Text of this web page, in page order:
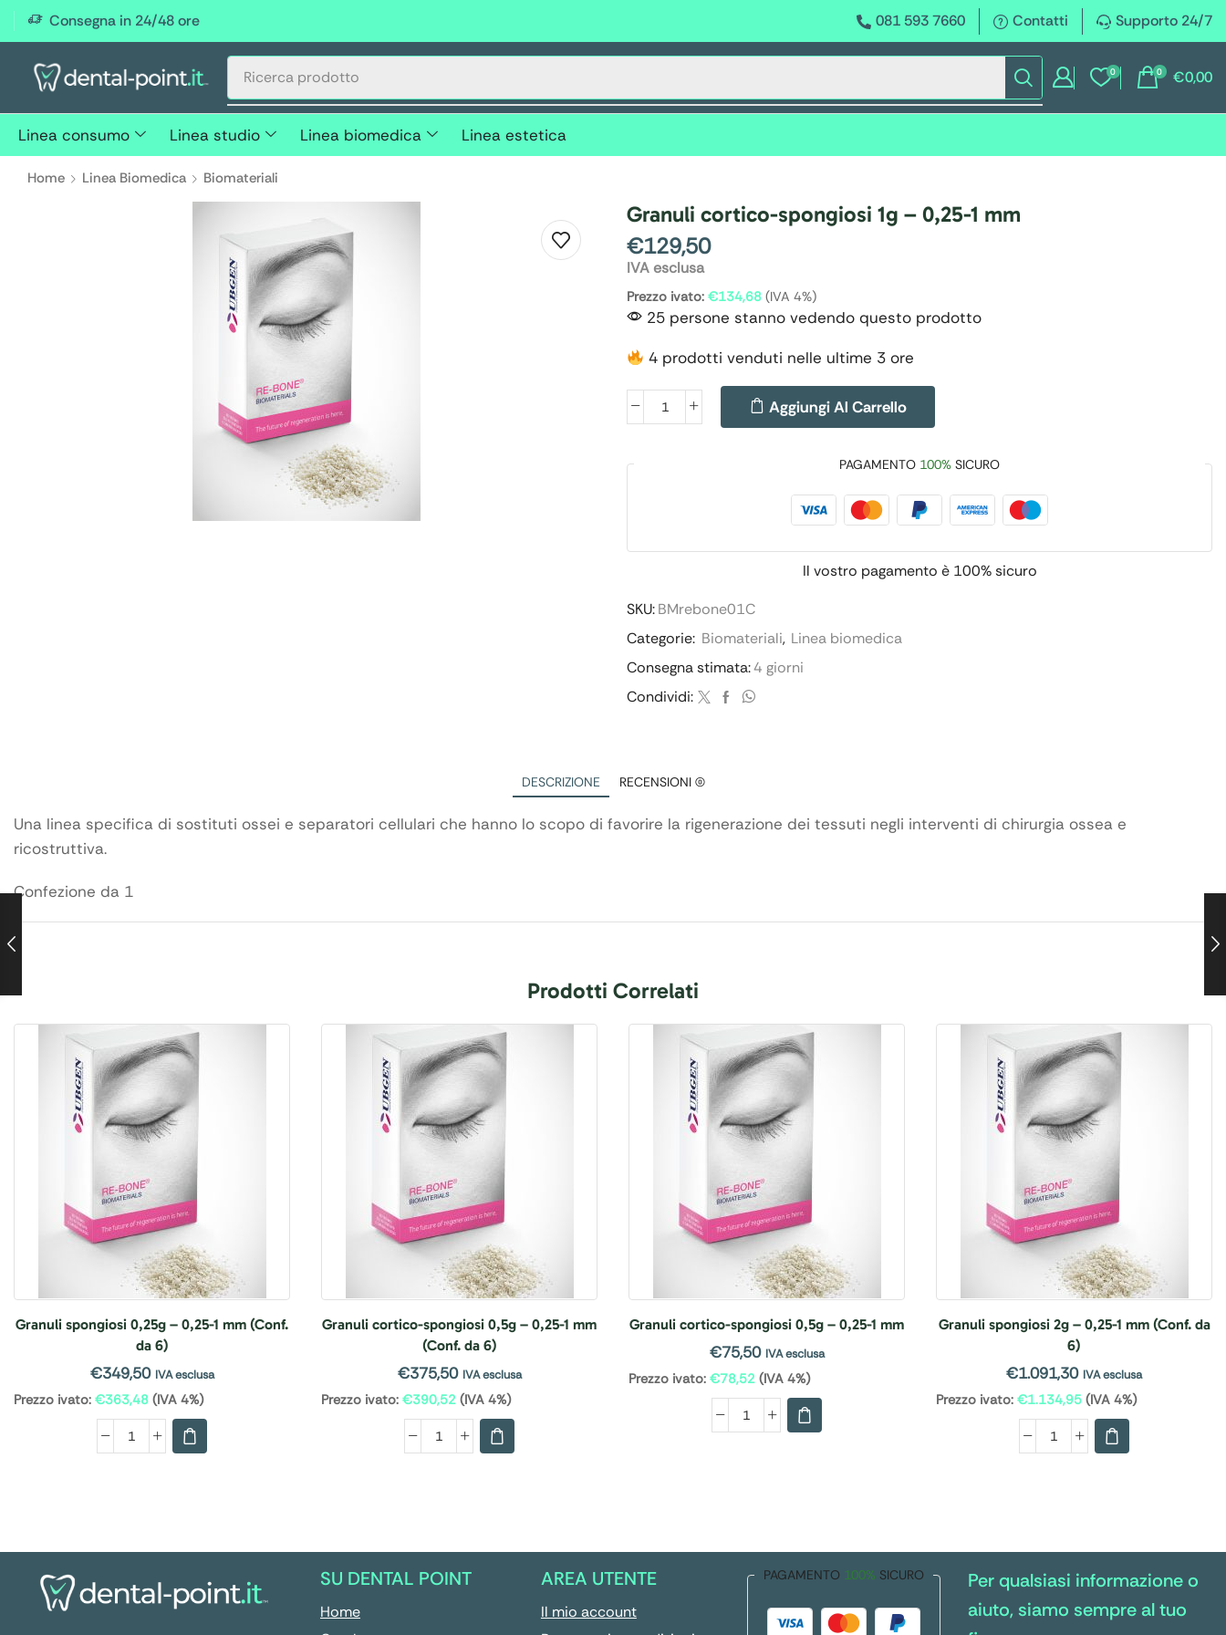
Consegna in 24/48 ore 081 593 7660 Contatti Supporto 24/7
0 0 €0,00
Linea consumo Linea studio Linea biomedica Linea estetica
Home Linea Biomedica Biomateriali
Granuli cortico-spongiosi 1g – 0,25-1 mm
€129,50
IVA esclusa
Prezzo ivato: €134,68 (IVA 4%)
25 persone stanno vedendo questo prodotto
4 prodotti venduti nelle ultime 3 ore
Aggiungi Al Carrello
PAGAMENTO 100% SICURO
Il vostro pagamento è 100% sicuro
SKU:BMrebone01C
Categorie: Biomateriali, Linea biomedica
Consegna stimata:4 giorni
Condividi:
DESCRIZIONE RECENSIONI (0)
Una linea specifica di sostituti ossei e separatori cellulari che hanno lo scopo di favorire la rigenerazione dei tessuti negli interventi di chirurgia ossea e
ricostruttiva.
Confezione da 1
Prodotti Correlati
Granuli spongiosi 0,25g – 0,25-1 mm (Conf.
da 6)
€349,50 IVA esclusa
Prezzo ivato: €363,48 (IVA 4%)
Granuli cortico-spongiosi 0,5g – 0,25-1 mm
(Conf. da 6)
€375,50 IVA esclusa
Prezzo ivato: €390,52 (IVA 4%)
Granuli cortico-spongiosi 0,5g – 0,25-1 mm
€75,50 IVA esclusa
Prezzo ivato: €78,52 (IVA 4%)
Granuli spongiosi 2g – 0,25-1 mm (Conf. da
6)
€1.091,30 IVA esclusa
Prezzo ivato: €1.134,95 (IVA 4%)
SU DENTAL POINT
Home
AREA UTENTE
Il mio account
PAGAMENTO 100% SICURO
Per qualsiasi informazione o
aiuto, siamo sempre al tuo